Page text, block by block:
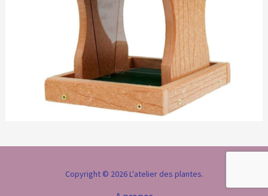
Copyright © 2026 L'atelier des plantes.